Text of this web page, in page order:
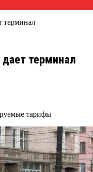
терминал
терминал
тарифы